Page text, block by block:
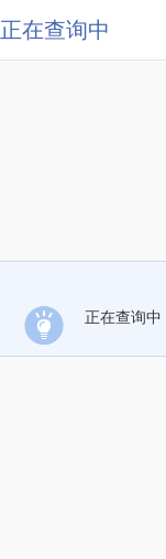
正在查询中
正在查询中